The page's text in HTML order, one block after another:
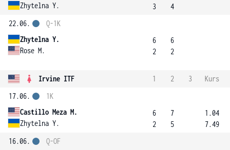
Zhytelna Y.
3
4
22.06.
Zhytelna Y.
Rose M.
Q-1K
6
2
6
2
Irvine ITF 1 2 3
Kurs
17.06.
Castillo Meza M.
Zhytelna Y.
1K
6
2
7
5
1.04
7.49
16.06.
Q-OF